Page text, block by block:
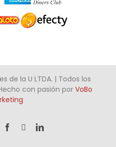
de la U LTDA. | Todos los
con pasión porVoBo
Facebook LinkedIn